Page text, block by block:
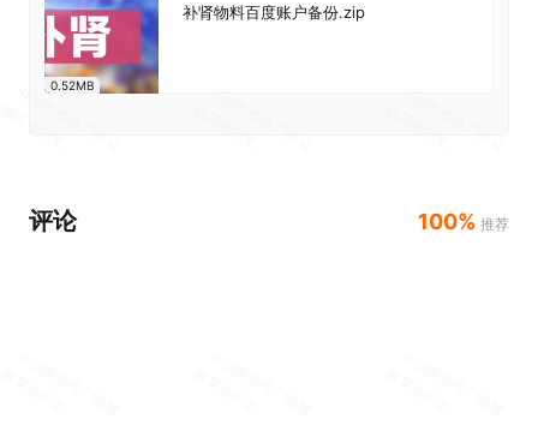
0.52MB
补肾物料百度账户备份.zip
评论 100%推荐